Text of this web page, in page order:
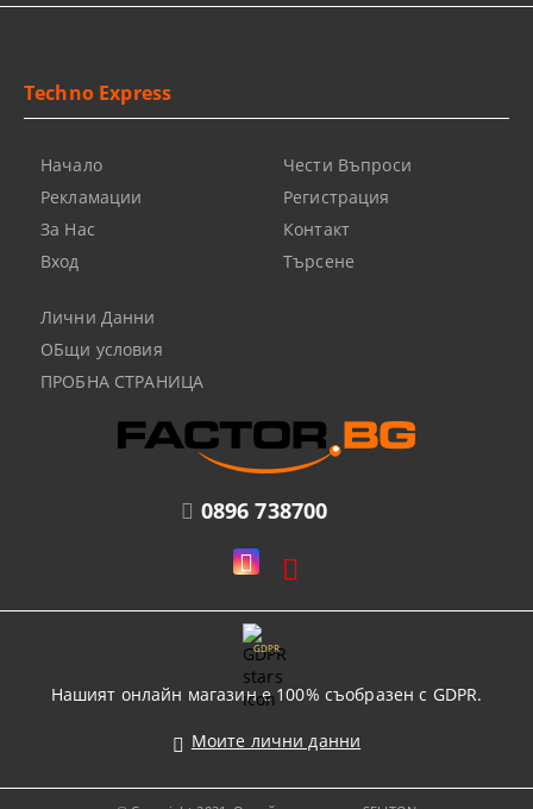
0896 738700
Techno Express
Начало
Рекламации
За Нас
Вход
Чести Въпроси
Регистрация
Контакт
Търсене
Лични Данни
ОБщи условия
ПРОБНА СТРАНИЦА
GDPR
Нашият онлайн магазин е 100% съобразен с GDPR.
Моите лични данни